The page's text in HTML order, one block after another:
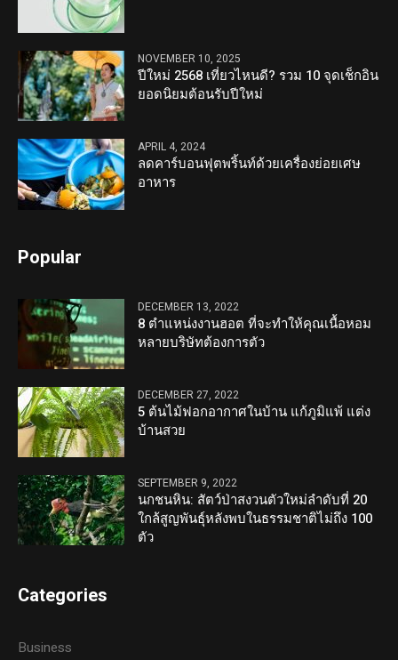
NOVEMBER 10, 2025
ปีใหม่ 2568 เที่ยวไหนดี? รวม 10 จุดเช็กอิน
ยอดนิยมต้อนรับปีใหม่
APRIL 4, 2024
ลดคาร์บอนฟุตพริ้นท์ด้วยเครื่องย่อยเศษ
อาหาร
Popular
DECEMBER 13, 2022
8 ตำแหน่งงานฮอต ที่จะทำให้คุณเนื้อหอม
หลายบริษัทต้องการตัว
DECEMBER 27, 2022
5 ต้นไม้ฟอกอากาศในบ้าน แก้ภูมิแพ้ แต่ง
บ้านสวย
SEPTEMBER 9, 2022
นกชนหิน: สัตว์ป่าสงวนตัวใหม่ลำดับที่ 20
ใกล้สูญพันธุ์หลังพบในธรรมชาติไม่ถึง 100
ตัว
Categories
Business